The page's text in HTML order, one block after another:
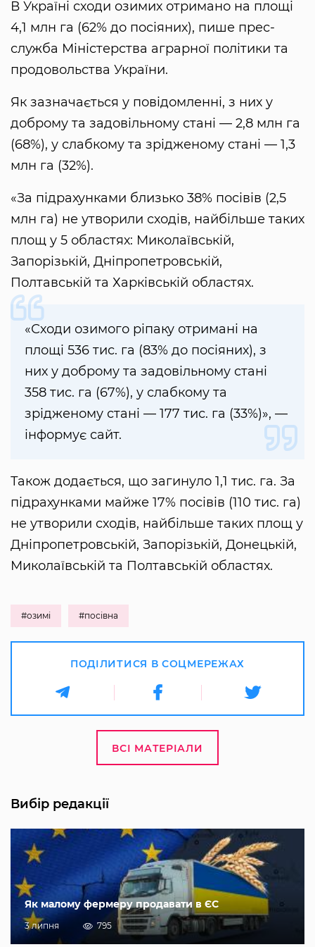
В Україні сходи озимих отримано на площі
4,1 млн га (62% до посіяних), пише прес-
служба Міністерства аграрної політики та
продовольства України.
Як зазначається у повідомленні, з них у
доброму та задовільному стані — 2,8 млн га
(68%), у слабкому та зрідженому стані — 1,3
млн га (32%).
«За підрахунками близько 38% посівів (2,5
млн га) не утворили сходів, найбільше таких
площ у 5 областях: Миколаївській,
Запорізькій, Дніпропетровській,
Полтавській та Харківській областях.
«Сходи озимого ріпаку отримані на
площі 536 тис. га (83% до посіяних), з
них у доброму та задовільному стані
358 тис. га (67%), у слабкому та
зрідженому стані — 177 тис. га (33%)», —
інформує сайт.
Також додається, що загинуло 1,1 тис. га. За
підрахунками майже 17% посівів (110 тис. га)
не утворили сходів, найбільше таких площ у
Дніпропетровській, Запорізькій, Донецькій,
Миколаївській та Полтавській областях.
#озимі #посівна
ПОДІЛИТИСЯ В СОЦМЕРЕЖАХ
ВСІ МАТЕРІАЛИ
Вибір редакції
Як малому фермеру продавати в ЄС
3 липня 795